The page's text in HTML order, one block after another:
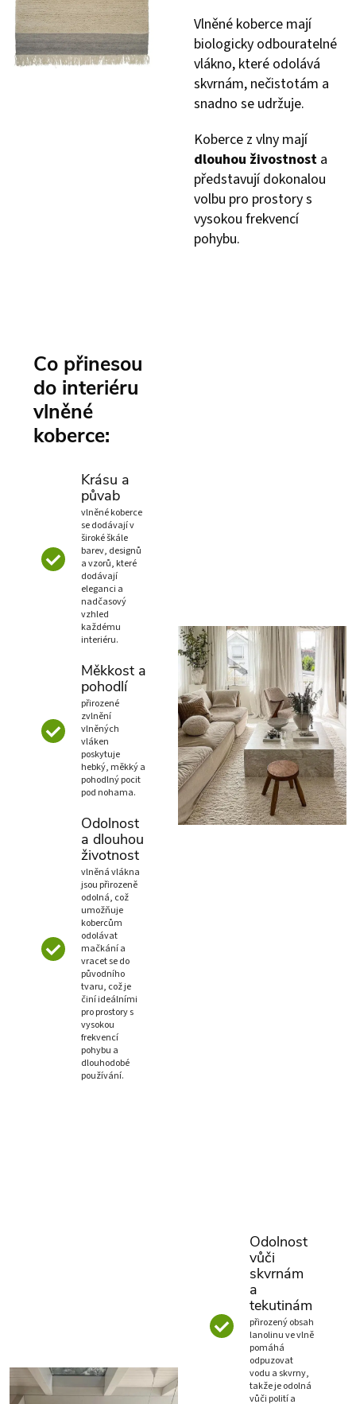
Vlněné koberce mají
biologicky odbouratelné
vlákno, které odolává
skvrnám, nečistotám a
snadno se udržuje.
Koberce z vlny mají
dlouhou živostnost a
představují dokonalou
volbu pro prostory s
vysokou frekvencí
pohybu.
Co přinesou
do interiéru
vlněné
koberce:
Krásu a
půvab
vlněné koberce
se dodávají v
široké škále
barev, designů
a vzorů, které
dodávají
eleganci a
nadčasový
vzhled
každému
interiéru.
Měkkost a
pohodlí
přirozené
zvlnění
vlněných
vláken
poskytuje
hebký, měkký a
pohodlný pocit
pod nohama.
Odolnost
a dlouhou
životnost
vlněná vlákna
jsou přirozeně
odolná, což
umožňuje
kobercům
odolávat
mačkání a
vracet se do
původního
tvaru, což je
činí ideálními
pro prostory s
vysokou
frekvencí
pohybu a
dlouhodobé
používání.
Odolnost
vůči
skvrnám
a
tekutinám
přirozený obsah
lanolinu ve vlně
pomáhá
odpuzovat
vodu a skvrny,
takže je odolná
vůči polití a